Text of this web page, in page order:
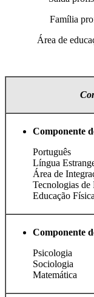
Família
Área de
Componente
Português
Língua
Área de
Tecnologias de
Educação Física
Componente
Psicologia
Sociologia
Matemática